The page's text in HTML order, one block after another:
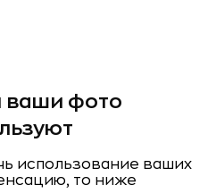
ваши фото
использование ваших
то ниже